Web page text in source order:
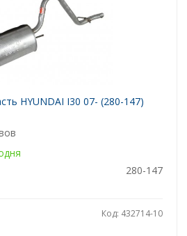
HYUNDAI I30 07- (280-147)
280-147
Код: 432714-10